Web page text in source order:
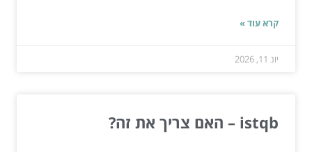
קרא עוד »
יונ 11, 2026
istqb – האם צריך את זה?